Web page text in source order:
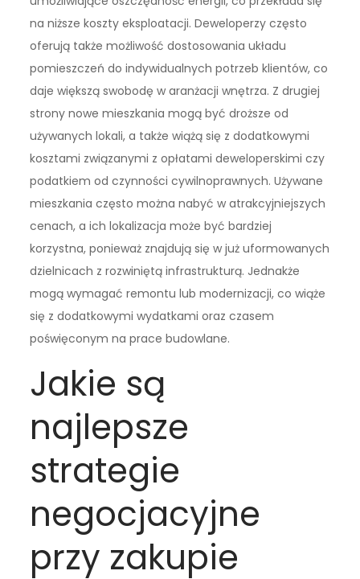
na niższe koszty eksploatacji. Deweloperzy często
oferują także możliwość dostosowania układu
pomieszczeń do indywidualnych potrzeb klientów, co
daje większą swobodę w aranżacji wnętrza. Z drugiej
strony nowe mieszkania mogą być droższe od
używanych lokali, a także wiążą się z dodatkowymi
kosztami związanymi z opłatami deweloperskimi czy
podatkiem od czynności cywilnoprawnych. Używane
mieszkania często można nabyć w atrakcyjniejszych
cenach, a ich lokalizacja może być bardziej
korzystna, ponieważ znajdują się w już uformowanych
dzielnicach z rozwiniętą infrastrukturą. Jednakże
mogą wymagać remontu lub modernizacji, co wiąże
się z dodatkowymi wydatkami oraz czasem
poświęconym na prace budowlane.
Jakie są
najlepsze
strategie
negocjacyjne
przy zakupie